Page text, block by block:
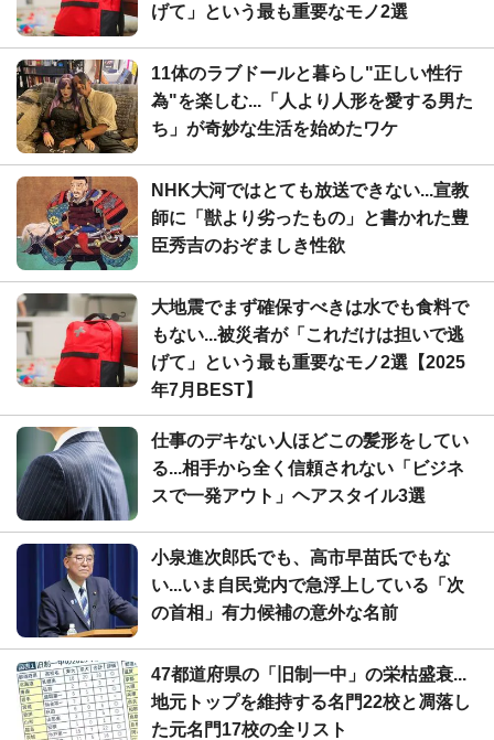
げて」という最も重要なモノ2選
11体のラブドールと暮らし"正しい性行
為"を楽しむ...「人より人形を愛する男た
ち」が奇妙な生活を始めたワケ
NHK大河ではとても放送できない...宣教
師に「獣より劣ったもの」と書かれた豊
臣秀吉のおぞましき性欲
大地震でまず確保すべきは水でも食料で
もない...被災者が「これだけは担いで逃
げて」という最も重要なモノ2選【2025
年7月BEST】
仕事のデキない人ほどこの髪形をしてい
る...相手から全く信頼されない「ビジネ
スで一発アウト」ヘアスタイル3選
小泉進次郎氏でも、高市早苗氏でもな
い...いま自民党内で急浮上している「次
の首相」有力候補の意外な名前
47都道府県の「旧制一中」の栄枯盛衰...
地元トップを維持する名門22校と凋落し
た元名門17校の全リスト